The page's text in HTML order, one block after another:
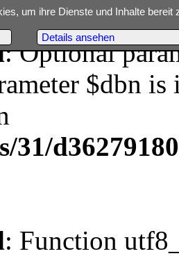
: Optional
$dbn
31/
: Function
um ihre Dienste und Inhalte
Details ansehen